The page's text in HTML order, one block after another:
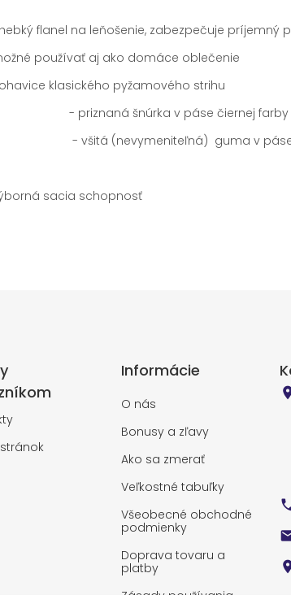
flanel na leňošenie, zabezpečuje príjemný
aj ako domáce oblečenie
pyžamového strihu
v páse čiernej farby s
guma v
schopnosť
Informácie
O nás
Bonusy a zľavy
Ako sa zmerať
Veľkostné tabuľky
Všeobecné obchodné
podmienky
Doprava tovaru a
platby